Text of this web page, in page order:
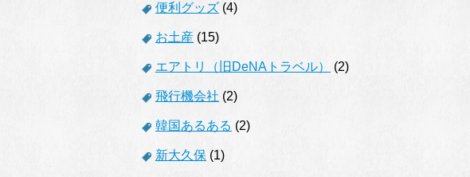
便利グッズ (4)
お土産 (15)
エアトリ（旧DeNAトラベル） (2)
飛行機会社 (2)
韓国あるある (2)
新大久保 (1)